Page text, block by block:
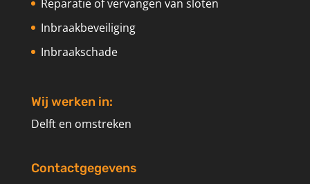
Reparatie of vervangen van sloten
Inbraakbeveiliging
Inbraakschade
Wij werken in:
Delft en omstreken
Contactgegevens